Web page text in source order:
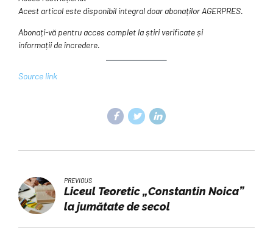
Acest articol este disponibil integral doar abonaților AGERPRES.
Abonați-vă pentru acces complet la știri verificate și
informații de încredere.
Source link
PREVIOUS
Liceul Teoretic „Constantin Noica”
la jumătate de secol